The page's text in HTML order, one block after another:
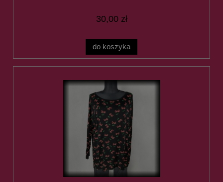
30,00 zł
do koszyka